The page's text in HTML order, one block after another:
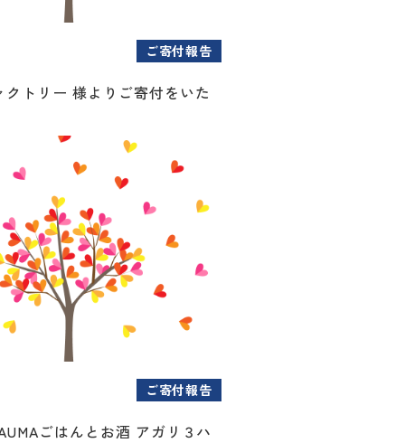
ご寄付報告
クトリー 様よりご寄付をいた
ご寄付報告
ごはんとお酒 アガリ３ハ